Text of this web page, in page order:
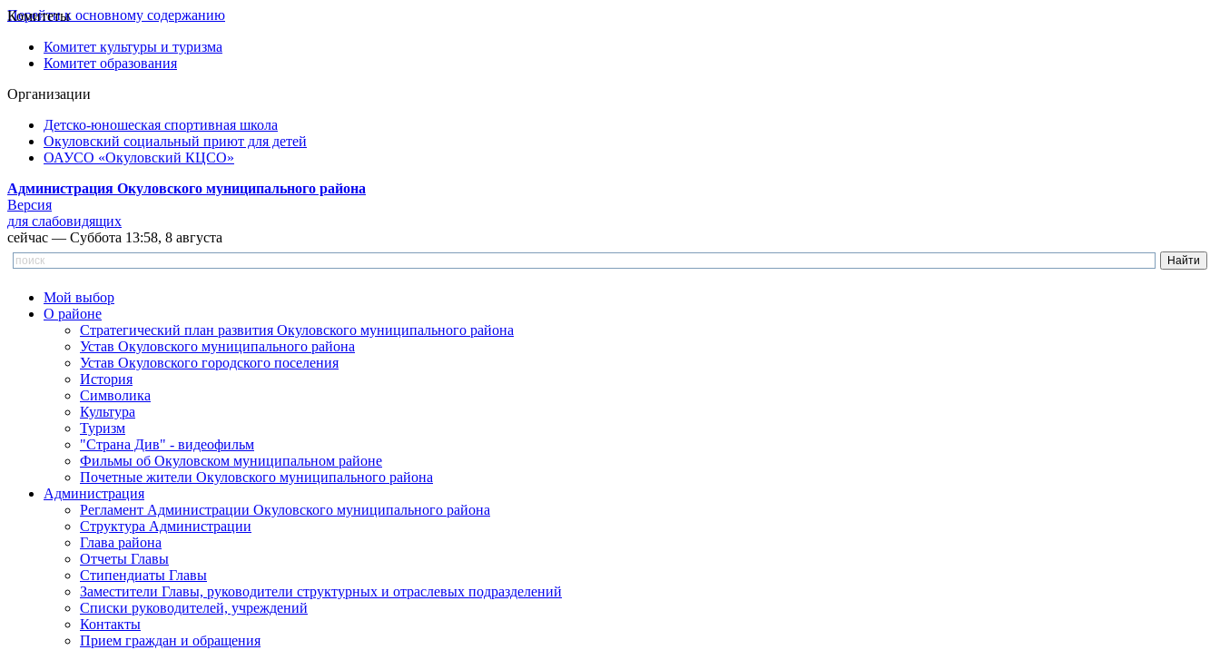
Перейти к основному содержанию
Комитеты
Комитет культуры и туризма
Комитет образования
Организации
Детско-юношеская спортивная школа
Окуловский социальный приют для детей
ОАУСО «Окуловский КЦСО»
Администрация Окуловского муниципального района
Версия
для слабовидящих
сейчас — Суббота 13:58, 8 августа
Мой выбор
О районе
Стратегический план развития Окуловского муниципального района
Устав Окуловского муниципального района
Устав Окуловского городского поселения
История
Символика
Культура
Туризм
"Страна Див" - видеофильм
Фильмы об Окуловском муниципальном районе
Почетные жители Окуловского муниципального района
Администрация
Регламент Администрации Окуловского муниципального района
Структура Администрации
Глава района
Отчеты Главы
Стипендиаты Главы
Заместители Главы, руководители структурных и отраслевых подразделений
Списки руководителей, учреждений
Контакты
Прием граждан и обращения